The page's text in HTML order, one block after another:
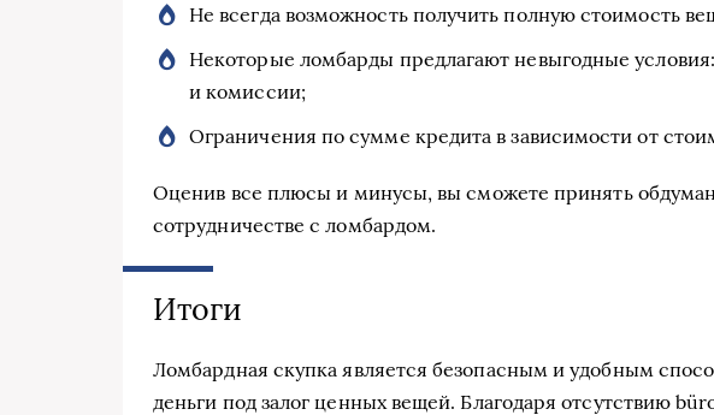
Не всегда возможность получить полную стоимость
Некоторые ломбарды предлагают невыгодные
и комиссии;
Ограничения по сумме кредита в зависимости от
Оценив все плюсы и минусы, вы сможете принять
сотрудничестве с ломбардом.
Итоги
Ломбардная скупка является безопасным и удобным
деньги под залог ценных вещей. Благодаря отсутствию